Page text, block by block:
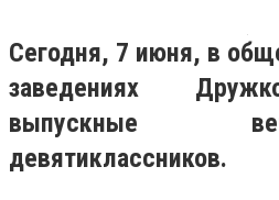
Сегодня, 7 июня, в
заведениях
выпускные
девятиклассников.